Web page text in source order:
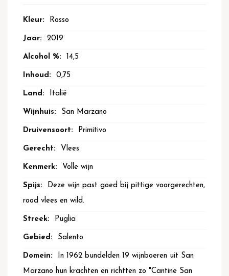
Meer
Rosso
2019
14,5
0,75
Italië
San Marzano
Primitivo
Vlees
Volle wijn
Deze wijn past goed bij pittige voorgerechten,
rood vlees en wild.
Puglia
Salento
In 1962 bundelden 19 wijnboeren uit San
Marzano hun krachten en richtten zo "Cantine San